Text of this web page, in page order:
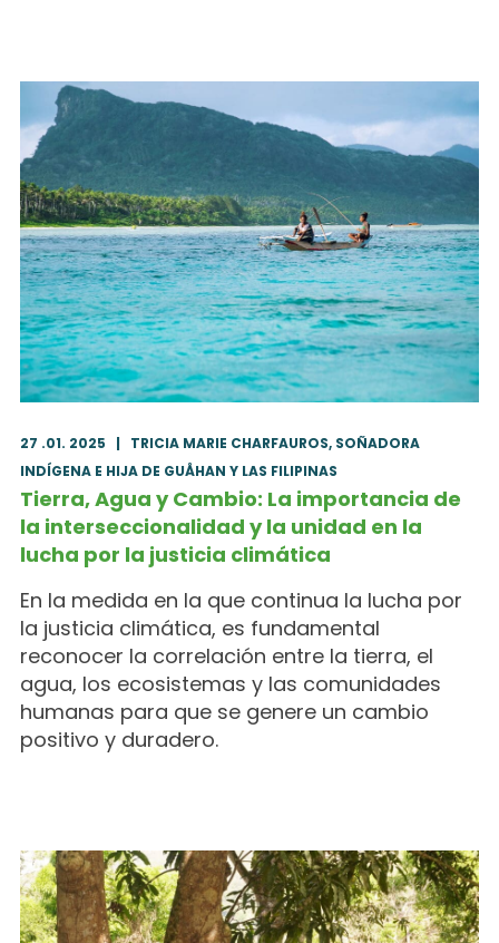
27 .01. 2025 | TRICIA MARIE CHARFAUROS, SOÑADORA
INDÍGENA E HIJA DE GUÅHAN Y LAS FILIPINAS
Tierra, Agua y Cambio: La importancia de
la interseccionalidad y la unidad en la
lucha por la justicia climática
En la medida en la que continua la lucha por
la justicia climática, es fundamental
reconocer la correlación entre la tierra, el
agua, los ecosistemas y las comunidades
humanas para que se genere un cambio
positivo y duradero.